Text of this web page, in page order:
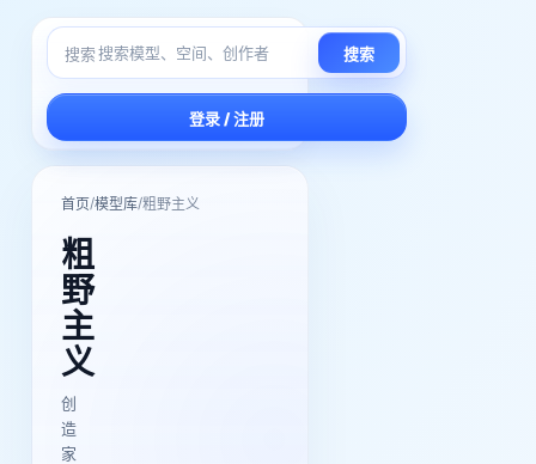
搜索 搜索
登录 / 注册
首页/模型库/粗野主义
粗
野
主
义
创
造
家